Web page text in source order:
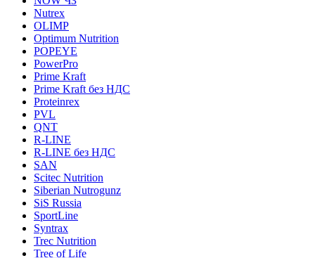
Nutrex
OLIMP
Optimum Nutrition
POPEYE
PowerPro
Prime Kraft
Prime Kraft без НДС
Proteinrex
PVL
QNT
R-LINE
R-LINE без НДС
SAN
Scitec Nutrition
Siberian Nutrogunz
SiS Russia
SportLine
Syntrax
Trec Nutrition
Tree of Life